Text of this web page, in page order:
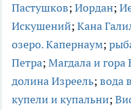
Пастушков; Иордан;
Искушений; Кана
озеро. Капернаум;
Петра; Магдала и гора
долина Изреель; вода
купели и купальни;